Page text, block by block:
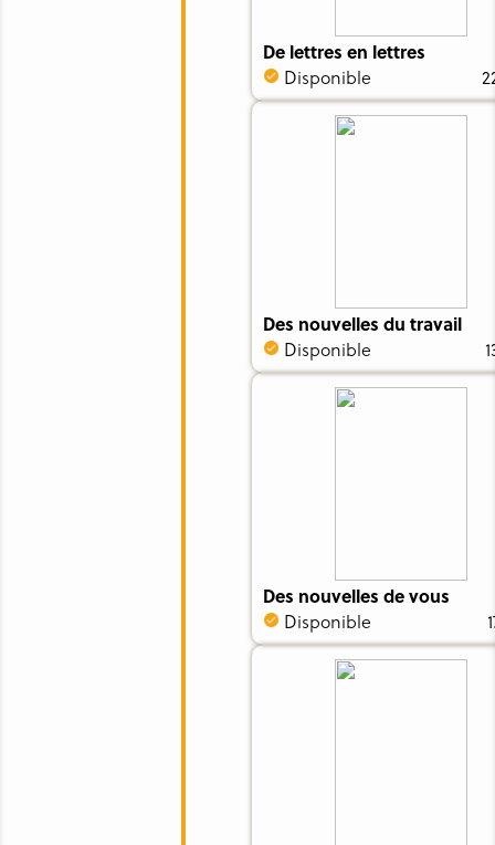
De lettres en lettres
Disponible
Des nouvelles du travail
Disponible
Des nouvelles de vous
Disponible